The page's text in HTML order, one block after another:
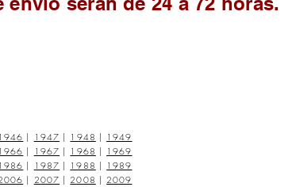
1946 | 1947 | 1948 | 1949
1966 | 1967 | 1968 | 1969
1986 | 1987 | 1988 | 1989
| 2007 | 2008 | 2009